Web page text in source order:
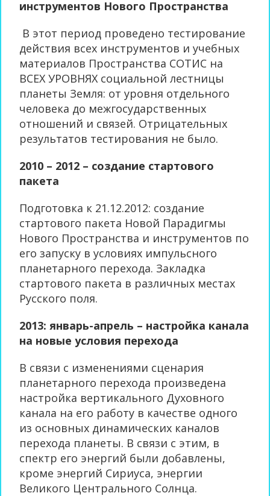
инструментов Нового Пространства
В этот период проведено тестирование
действия всех инструментов и учебных
материалов Пространства СОТИС на
ВСЕХ УРОВНЯХ социальной лестницы
планеты Земля: от уровня отдельного
человека до межгосударственных
отношений и связей. Отрицательных
результатов тестирования не было.
2010 – 2012 – создание стартового
пакета
Подготовка к 21.12.2012: создание
стартового пакета Новой Парадигмы
Нового Пространства и инструментов по
его запуску в условиях импульсного
планетарного перехода. Закладка
стартового пакета в различных местах
Русского поля.
2013: январь-апрель – настройка канала
на новые условия перехода
В связи с изменениями сценария
планетарного перехода произведена
настройка вертикального Духовного
канала на его работу в качестве одного
из основных динамических каналов
перехода планеты. В связи с этим, в
спектр его энергий были добавлены,
кроме энергий Сириуса, энергии
Великого Центрального Солнца.